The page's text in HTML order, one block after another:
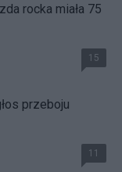
rocka miała 75
15
przeboju
11